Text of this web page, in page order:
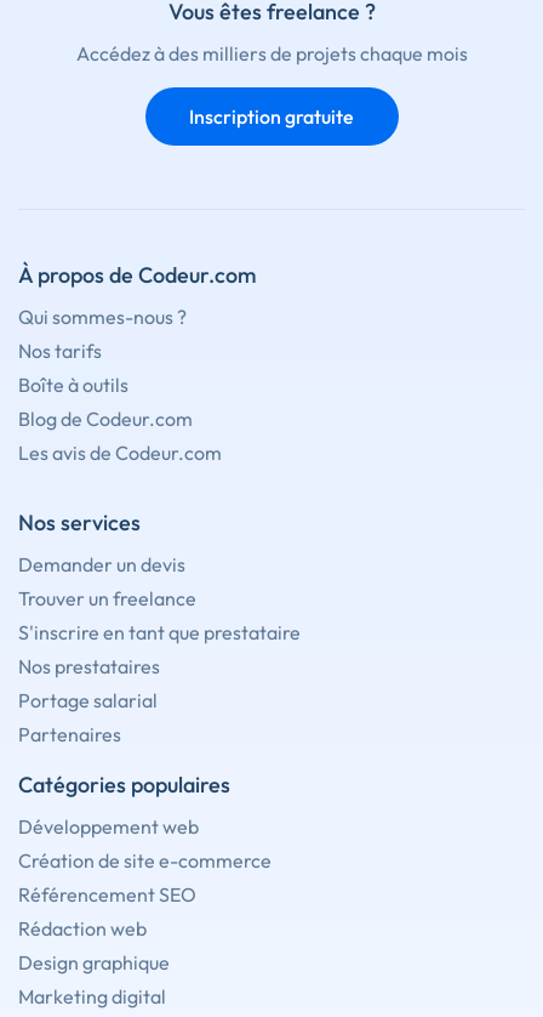
Vous êtes freelance ?
Accédez à des milliers de projets chaque mois
Inscription gratuite
À propos de Codeur.com
Qui sommes-nous ?
Nos tarifs
Boîte à outils
Blog de Codeur.com
Les avis de Codeur.com
Nos services
Demander un devis
Trouver un freelance
S'inscrire en tant que prestataire
Nos prestataires
Portage salarial
Partenaires
Catégories populaires
Développement web
Création de site e-commerce
Référencement SEO
Rédaction web
Design graphique
Marketing digital